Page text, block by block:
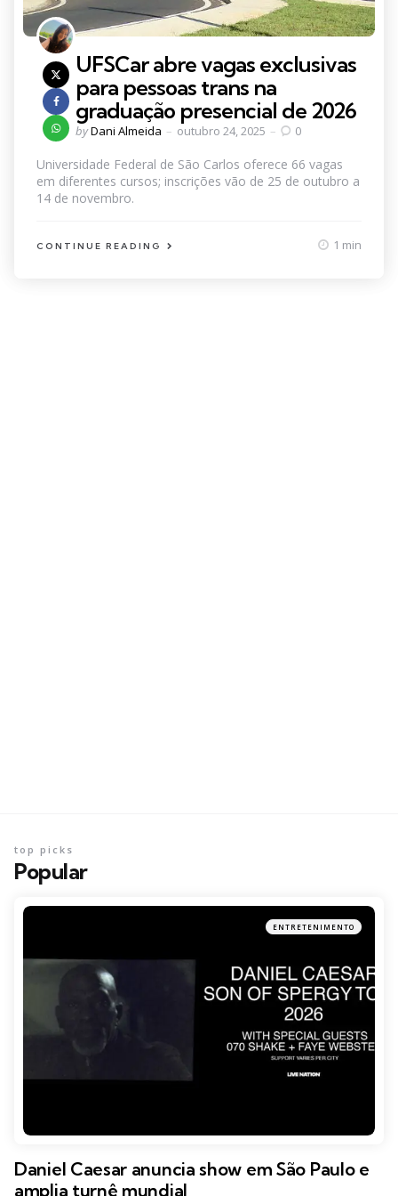
UFSCar abre vagas exclusivas
para pessoas trans na
graduação presencial de 2026
Posted
byDani Almeida outubro 24, 2025 0
Universidade Federal de São Carlos oferece 66 vagas
em diferentes cursos; inscrições vão de 25 de outubro a
14 de novembro.
CONTINUE READING 1 min
Popular
top picks
ENTRETENIMENTO
Daniel Caesar anuncia show em São Paulo e
amplia turnê mundial